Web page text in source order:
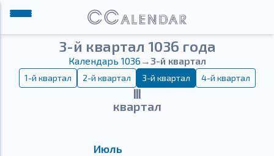
3-й квартал 1036 года
Календарь 1036 →3-й квартал
1-й квартал 2-й квартал 3-й квартал 4-й квартал
Ⅲ
квартал
Июль